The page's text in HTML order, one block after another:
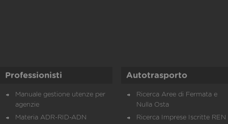
Professionisti
Manuale gestione utenze per
agenzie
Materia ADR-RID-ADN
Autotrasporto
Ricerca Aree di Fermata e
Nulla Osta
Ricerca Imprese Iscritte REN